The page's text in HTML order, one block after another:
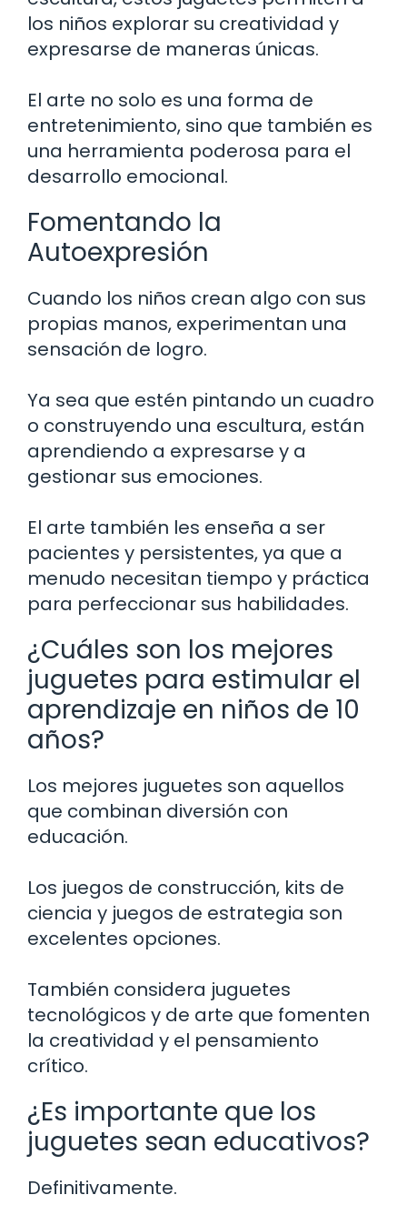
los niños explorar su creatividad y
expresarse de maneras únicas.
El arte no solo es una forma de
entretenimiento, sino que también es
una herramienta poderosa para el
desarrollo emocional.
Fomentando la
Autoexpresión
Cuando los niños crean algo con sus
propias manos, experimentan una
sensación de logro.
Ya sea que estén pintando un cuadro
o construyendo una escultura, están
aprendiendo a expresarse y a
gestionar sus emociones.
El arte también les enseña a ser
pacientes y persistentes, ya que a
menudo necesitan tiempo y práctica
para perfeccionar sus habilidades.
¿Cuáles son los mejores
juguetes para estimular el
aprendizaje en niños de 10
años?
Los mejores juguetes son aquellos
que combinan diversión con
educación.
Los juegos de construcción, kits de
ciencia y juegos de estrategia son
excelentes opciones.
También considera juguetes
tecnológicos y de arte que fomenten
la creatividad y el pensamiento
crítico.
¿Es importante que los
juguetes sean educativos?
Definitivamente.